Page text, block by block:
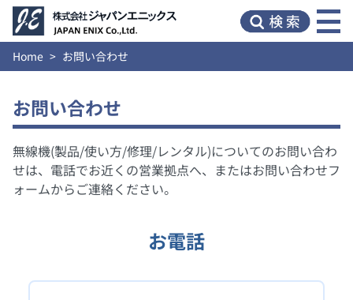
Home お問い合わせ
お問い合わせ
無線機(製品/使い方/修理/レンタル)についてのお問い合わ
せは、電話でお近くの営業拠点へ、またはお問い合わせフ
ォームからご連絡ください。
お電話